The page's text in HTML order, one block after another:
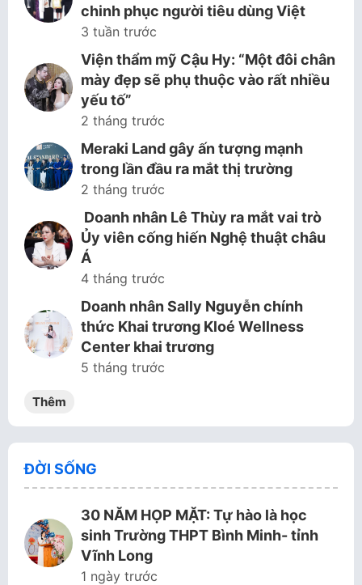
chinh phục người tiêu dùng Việt
3 tuần trước
Viện thẩm mỹ Cậu Hy: “Một đôi chân
mày đẹp sẽ phụ thuộc vào rất nhiều
yếu tố”
2 tháng trước
Meraki Land gây ấn tượng mạnh
trong lần đầu ra mắt thị trường
2 tháng trước
Doanh nhân Lê Thùy ra mắt vai trò
Ủy viên cống hiến Nghệ thuật châu
Á
4 tháng trước
Doanh nhân Sally Nguyễn chính
thức Khai trương Kloé Wellness
Center khai trương
5 tháng trước
Thêm
ĐỜI SỐNG
30 NĂM HỌP MẶT: Tự hào là học
sinh Trường THPT Bình Minh- tỉnh
Vĩnh Long
1 ngày trước